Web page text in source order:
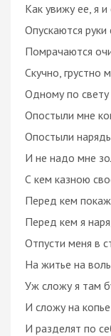
Как увижу ее, я
Опускаются руки
Помрачаются
Скучно, грустно
Одному по свету
Опостыли мне
Опостыли
И не надо мне
С кем казною
Перед кем
Перед кем я
Отпусти меня в
На житье на
Уж сложу я там
И сложу на
И разделят по